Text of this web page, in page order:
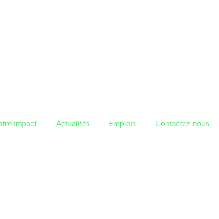
Impact Actualités Emplois Contactez-nous